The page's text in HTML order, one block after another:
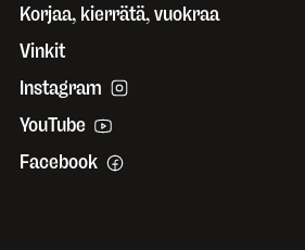
Korjaa, kierrätä, vuokraa
Vinkit
Instagram
YouTube
Facebook